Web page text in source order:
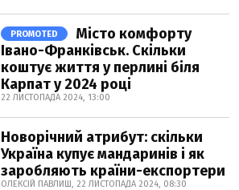
PROMOTED
Місто комфорту
Івано-Франківськ. Скільки
коштує життя у перлині біля
Карпат у 2024 році
22 ЛИСТОПАДА 2024, 13:00
Новорічний атрибут: скільки
Україна купує мандаринів і як
заробляють країни-експортери
ОЛЕКСІЙ ПАВЛИШ, 22 ЛИСТОПАДА 2024, 08:30